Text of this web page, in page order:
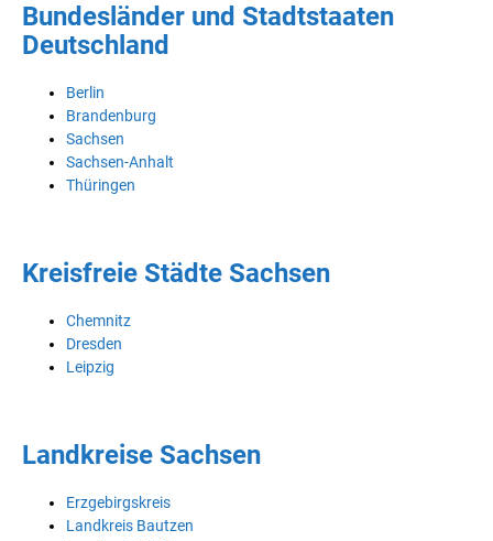
Bundesländer und Stadtstaaten
Deutschland
Berlin
Brandenburg
Sachsen
Sachsen-Anhalt
Thüringen
Kreisfreie Städte Sachsen
Chemnitz
Dresden
Leipzig
Landkreise Sachsen
Erzgebirgskreis
Landkreis Bautzen